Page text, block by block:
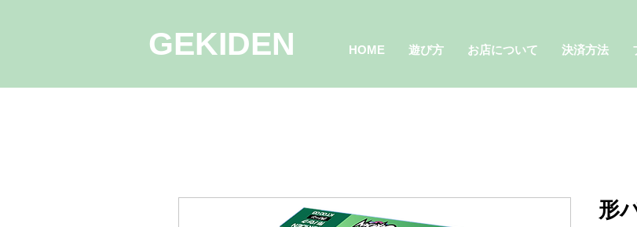
GEKIDEN HOME 遊び方 お店について 決済方法
形